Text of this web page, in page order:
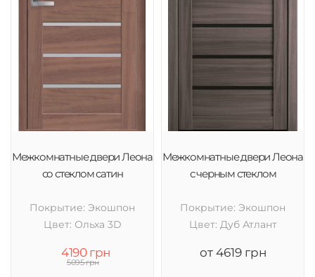
Межкомнатные двери Леона
со стеклом сатин
Покрытие: Экошпон
Цвет: Ольха 3D
4190 грн
5095 грн
Межкомнатные двери Леона
с черным стеклом
Покрытие: Экошпон
Цвет: Дуб Атлант
от 4619 грн